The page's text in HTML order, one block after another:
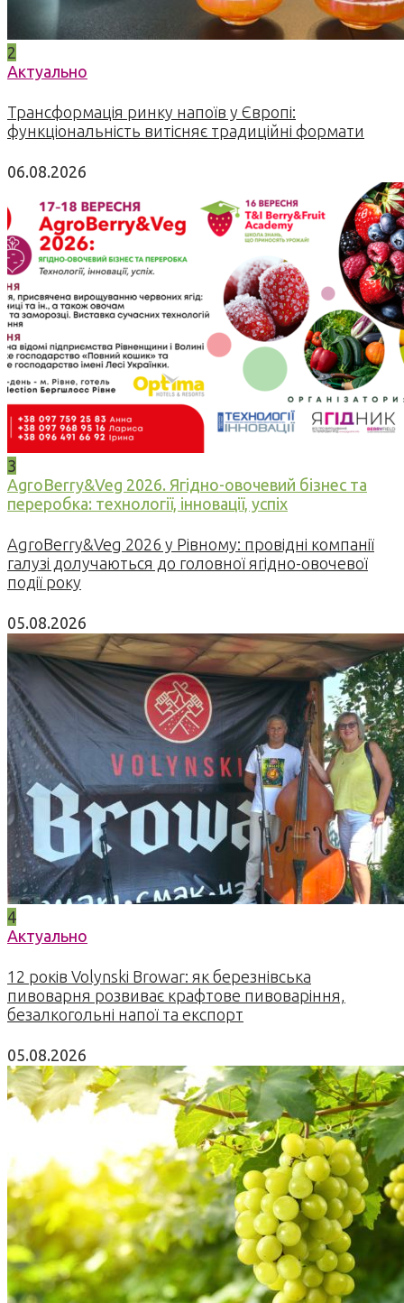
2
Актуально
Трансформація ринку напоїв у Європі:
функціональність витісняє традиційні формати
06.08.2026
3
AgroBerry&Veg 2026. Ягідно-овочевий бізнес та
переробка: технології, інновації, успіх
AgroBerry&Veg 2026 у Рівному: провідні компанії
галузі долучаються до головної ягідно-овочевої
події року
05.08.2026
4
Актуально
12 років Volynski Browar: як березнівська
пивоварня розвиває крафтове пивоваріння,
безалкогольні напої та експорт
05.08.2026